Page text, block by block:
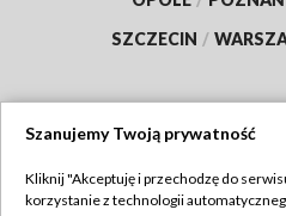
SZCZECIN /
Szanujemy Twoją prywatność
Kliknij "Akceptuję i przechodzę do
korzystanie z technologii